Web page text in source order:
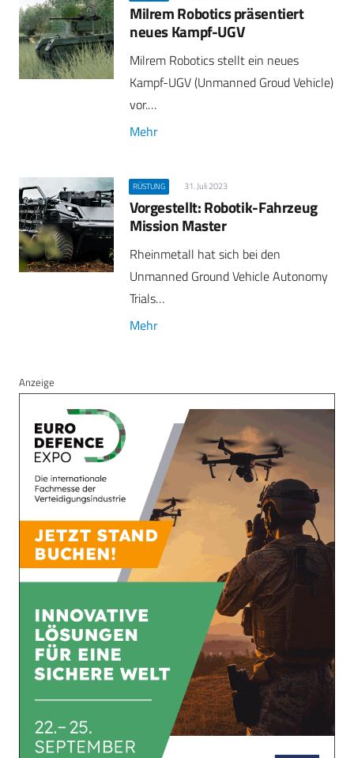
Milrem Robotics präsentiert
neues Kampf-UGV
Milrem Robotics stellt ein neues
Kampf-UGV (Unmanned Groud Vehicle)
vor.…
Mehr
RÜSTUNG 31. Juli 2023
Vorgestellt: Robotik-Fahrzeug
Mission Master
Rheinmetall hat sich bei den
Unmanned Ground Vehicle Autonomy
Trials…
Mehr
Anzeige